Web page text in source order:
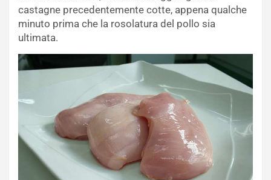
castagne precedentemente cotte, appena qualche
minuto prima che la rosolatura del pollo sia
ultimata.